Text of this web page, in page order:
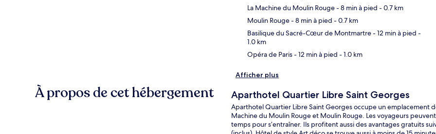
La Machine du Moulin Rouge- 8 min à pied - 0.7 km
Moulin Rouge- 8 min à pied - 0.7 km
Basilique du Sacré-Cœur de Montmartre- 12 min à pied -
1.0 km
Opéra de Paris- 12 min à pied - 1.0 km
Afficher plus
À propos de cet hébergement Aparthotel Quartier Libre Saint Georges
Aparthotel Quartier Libre Saint Georges occupe un emplacement
Machine du Moulin Rouge et Moulin Rouge. Les voyageurs
temps pour s’entraîner. Ils profitent aussi des avantages gratuits